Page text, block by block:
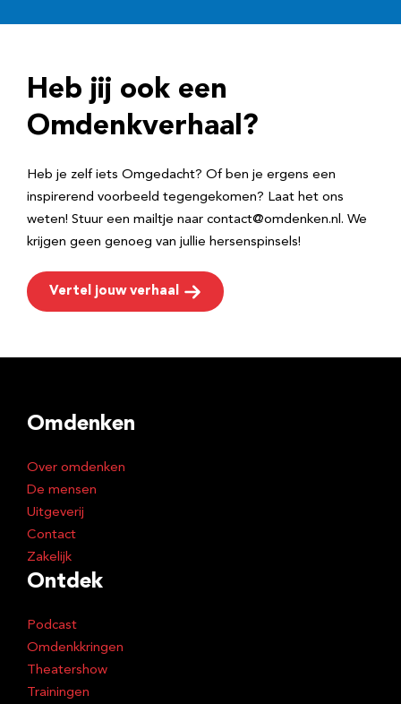
r
e
Heb jij ook een
Omdenkverhaal?
Heb je zelf iets Omgedacht? Of ben je ergens een
inspirerend voorbeeld tegengekomen? Laat het ons
weten! Stuur een mailtje naar contact@omdenken.nl. We
krijgen geen genoeg van jullie hersenspinsels!
Vertel jouw verhaal
Omdenken
Over omdenken
De mensen
Uitgeverij
Contact
Zakelijk
Ontdek
Podcast
Omdenkkringen
Theatershow
Trainingen